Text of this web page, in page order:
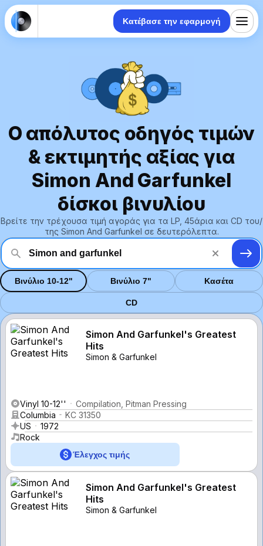
Κατέβασε την εφαρμογή
Ο απόλυτος οδηγός τιμών
& εκτιμητής αξίας για
Simon And Garfunkel
δίσκοι βινυλίου
Βρείτε την τρέχουσα τιμή αγοράς για τα LP, 45άρια και CD του/
της Simon And Garfunkel σε δευτερόλεπτα.
Βινύλιο 10-12" Βινύλιο 7" Κασέτα
CD
Simon And Garfunkel's Greatest
Hits
Simon & Garfunkel
Vinyl 10-12''
Compilation, Pitman Pressing
Columbia
KC 31350
US
1972
Rock
Έλεγχος τιμής
Simon And Garfunkel's Greatest
Hits
Simon & Garfunkel